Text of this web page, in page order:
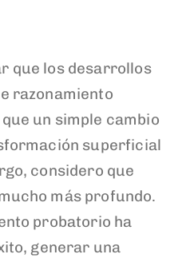
que los desarrollos
razonamiento
un simple cambio
superficial
considero que
más profundo.
probatorio ha
generar una